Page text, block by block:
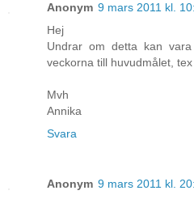
Anonym 9 mars 2011 kl.
Hej
Undrar om detta kan
veckorna till huvudmålet,
Mvh
Annika
Svara
Anonym 9 mars 2011 kl.